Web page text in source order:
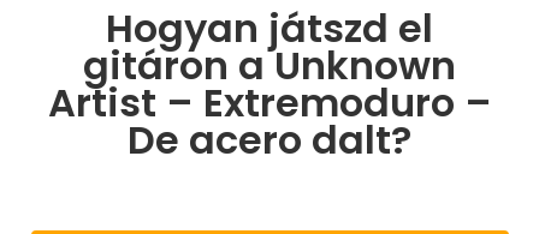
Hogyan játszd el
gitáron a Unknown
Artist – Extremoduro –
De acero dalt?